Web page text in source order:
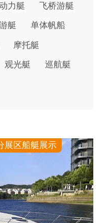
力艇 飞桥游艇
艇 单体帆船
摩托艇
观光艇 巡航艇
展区船艇展示